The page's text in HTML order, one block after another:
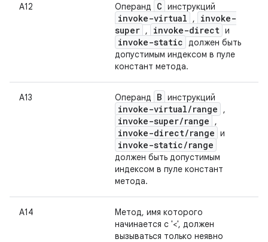
А12 Операнд C инструкций
invoke-virtual ,
invoke-
super , invoke-direct и
invoke-static должен быть
допустимым индексом в пуле
констант метода.
А13 Операнд B инструкций
invoke-virtual/range ,
invoke-super/range ,
invoke-direct/range и
invoke-static/range
должен быть допустимым
индексом в пуле констант
метода.
А14
Метод, имя которого
начинается с '<', должен
вызываться только неявно